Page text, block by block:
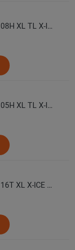
MICHELIN Автошина 275/40 R22 108H XL TL X-ICE SNOW SUV зима
MICHELIN Автошина 285/35 R21 105H XL TL X-ICE SNOW SUV зима
MICHELIN Автошина 285/50 R20 116T XL X-ICE SNOW SUV зима